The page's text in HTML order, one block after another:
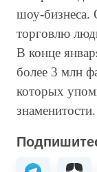
шоу-бизнеса.
торговлю
В конце
более 3 млн
которых
знаменитости.